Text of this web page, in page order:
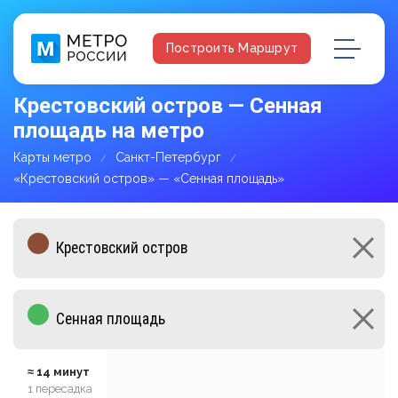
Построить Маршрут
Крестовский остров — Сенная
площадь на метро
Карты метро
Санкт-Петербург
«Крестовский остров» — «Сенная площадь»
≈ 14 минут
1 пересадка